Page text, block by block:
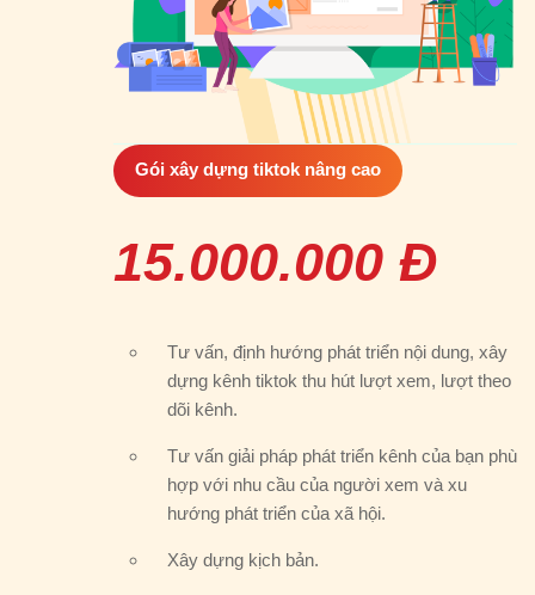
Gói xây dựng tiktok nâng cao
15.000.000 Đ
Tư vấn, định hướng phát triển nội dung, xây
dựng kênh tiktok thu hút lượt xem, lượt theo
dõi kênh.
Tư vấn giải pháp phát triển kênh của bạn phù
hợp với nhu cầu của người xem và xu
hướng phát triển của xã hội.
Xây dựng kịch bản.